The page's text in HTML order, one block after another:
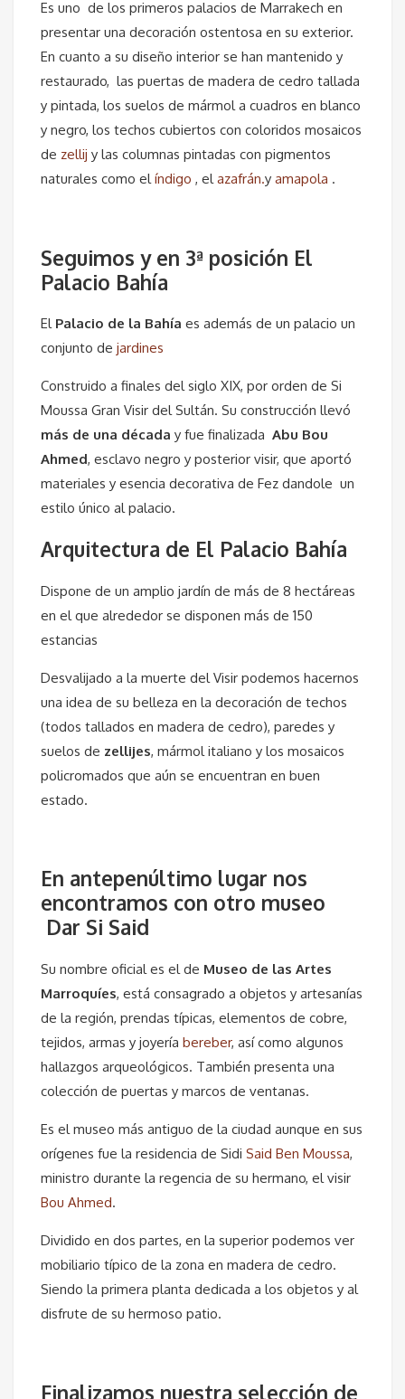
Es uno de los primeros palacios de Marrakech en
presentar una decoración ostentosa en su exterior.
En cuanto a su diseño interior se han mantenido y
restaurado, las puertas de madera de cedro tallada
y pintada, los suelos de mármol a cuadros en blanco
y negro, los techos cubiertos con coloridos mosaicos
de zellij y las columnas pintadas con pigmentos
naturales como elíndigo , elazafrán.y amapola .
Seguimos y en 3ª posición El
Palacio Bahía
El Palacio de la Bahía es además de un palacio un
conjunto de jardines
Construido a finales del siglo XIX, por orden de Si
Moussa Gran Visir del Sultán. Su construcción llevó
más de una década y fue finalizada Abu Bou
Ahmed, esclavo negro y posterior visir, que aportó
materiales y esencia decorativa de Fez dandole un
estilo único al palacio.
Arquitectura de El Palacio Bahía
Dispone de un amplio jardín de más de 8 hectáreas
en el que alrededor se disponen más de 150
estancias
Desvalijado a la muerte del Visir podemos hacernos
una idea de su belleza en la decoración de techos
(todos tallados en madera de cedro), paredes y
suelos de zellijes, mármol italiano y los mosaicos
policromados que aún se encuentran en buen
estado.
En antepenúltimo lugar nos
encontramos con otro museo
Dar Si Said
Su nombre oficial es el de Museo de las Artes
Marroquíes, está consagrado a objetos y artesanías
de la región, prendas típicas, elementos de cobre,
tejidos, armas y joyería bereber, así como algunos
hallazgos arqueológicos. También presenta una
colección de puertas y marcos de ventanas.
Es el museo más antiguo de la ciudad aunque en sus
orígenes fue la residencia de Sidi Said Ben Moussa,
ministro durante la regencia de su hermano, el visir
Bou Ahmed.
Dividido en dos partes, en la superior podemos ver
mobiliario típico de la zona en madera de cedro.
Siendo la primera planta dedicada a los objetos y al
disfrute de su hermoso patio.
Finalizamos nuestra selección de